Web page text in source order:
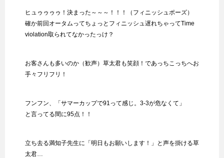
ヒュゥゥゥゥ！決まった～～～！！！（フィニッシュポーズ）
確か前回オータムってちょっとフィニッシュ遅れちゃってTime
violation取られてなかったっけ？
お客さんも多いのか（歓声）草太君も笑顔！であっちこっちへお
手々フリフリ！
フンフン、「サマーカップで91って感じ。3-3が危なくて」
と言ってる間に95点！！
立ち去る満知子先生に「明日もお願いします！」と声を掛ける草
太君…